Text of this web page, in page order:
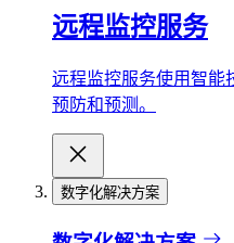
远程监控服务
远程监控服务使用智能
预防和预测。
数字化解决方案